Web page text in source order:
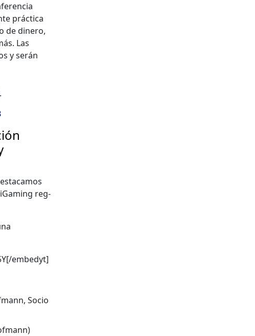
prác­ti­ca
de dinero,
Las
y serán
.
reg­
embedyt]
Socio